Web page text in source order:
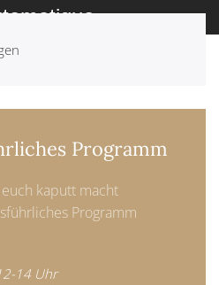
Programm
kaputt macht
Programm
14 Uhr